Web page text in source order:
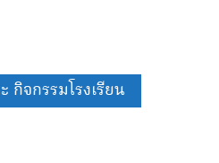
กิจกรรมโรงเรียน